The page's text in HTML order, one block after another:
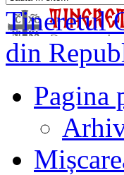
Tineretul
din
Pagina